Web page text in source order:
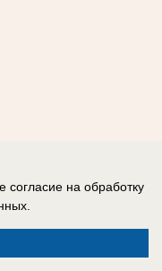
согласие на обработку